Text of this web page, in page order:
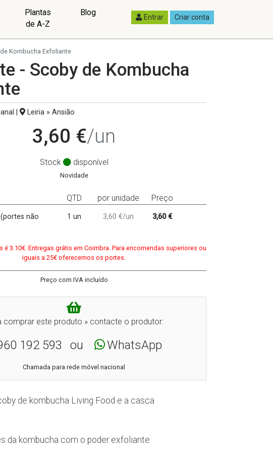
Plantas
de A-Z
Blog Entrar Criar conta
Kombucha Exfoliante
- Scoby de Kombucha
| Leiria » Ansião
3,60 €/un
Stock disponível
Novidade
QTD por unidade Preço
não
1 un 3,60 €/un 3,60 €
é 3.10€. Entregas grátis em Coimbra. Para encomendas superiores ou
iguais a 25€ oferecemos os portes.
Preço com IVA incluído
comprar este produto » contacte o produtor:
192 593 ou WhatsApp
Chamada para rede móvel nacional
de kombucha Living Food e a casca
da kombucha com o poder exfoliante